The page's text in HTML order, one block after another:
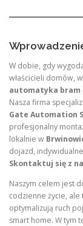
W dobie, gdy
właścicieli domów,
automatyka bram
Nasza firma
Gate Automation
profesjonalny
lokalnie w
dojazd,
Skontaktuj się z
Naszym celem jest
codzienne życie,
optymalizują ruch
smart home. W tym